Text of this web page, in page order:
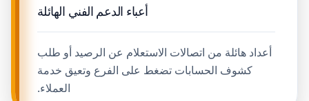
أعباء الدعم الفني الهائلة
أعداد هائلة من اتصالات الاستعلام عن الرصيد أو طلب
كشوف الحسابات تضغط على الفرع وتعيق خدمة
العملاء.